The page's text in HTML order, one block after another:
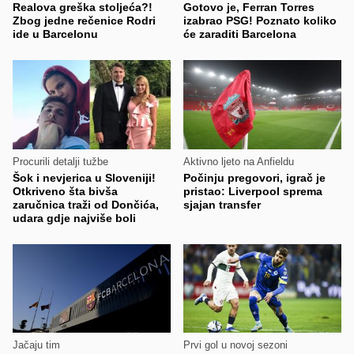
Realova greška stoljeća?!
Zbog jedne rečenice Rodri
ide u Barcelonu
Gotovo je, Ferran Torres
izabrao PSG! Poznato koliko
će zaraditi Barcelona
Procurili detalji tužbe
Šok i nevjerica u Sloveniji!
Otkriveno šta bivša
zaručnica traži od Dončića,
udara gdje najviše boli
Aktivno ljeto na Anfieldu
Počinju pregovori, igrač je
pristao: Liverpool sprema
sjajan transfer
Jačaju tim Prvi gol u novoj sezoni